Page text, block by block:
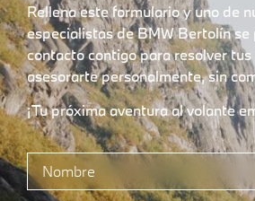
Rellena este formulario y uno de
especialistas de BMW Bertolín se
contacto contigo para resolver tus
asesorarte personalmente, sin
¡Tu próxima aventura al volante